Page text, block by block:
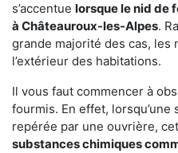
s’accentue lorsque le nid de
à Châteauroux-les-Alpes.
grande majorité des cas, les
l’extérieur des habitations.
Il vous faut commencer à
fourmis. En effet, lorsqu’une
repérée par une ouvrière,
substances chimiques